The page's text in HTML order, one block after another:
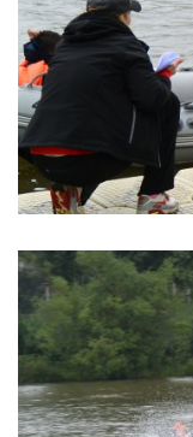
VIZE BUDOUCNOSTI
FOTOALBUM
LODĚNICE A OKOLÍ
ROČENKA 2026
PLOVOUCÍ LODĚNICE
VIDEOALBUM